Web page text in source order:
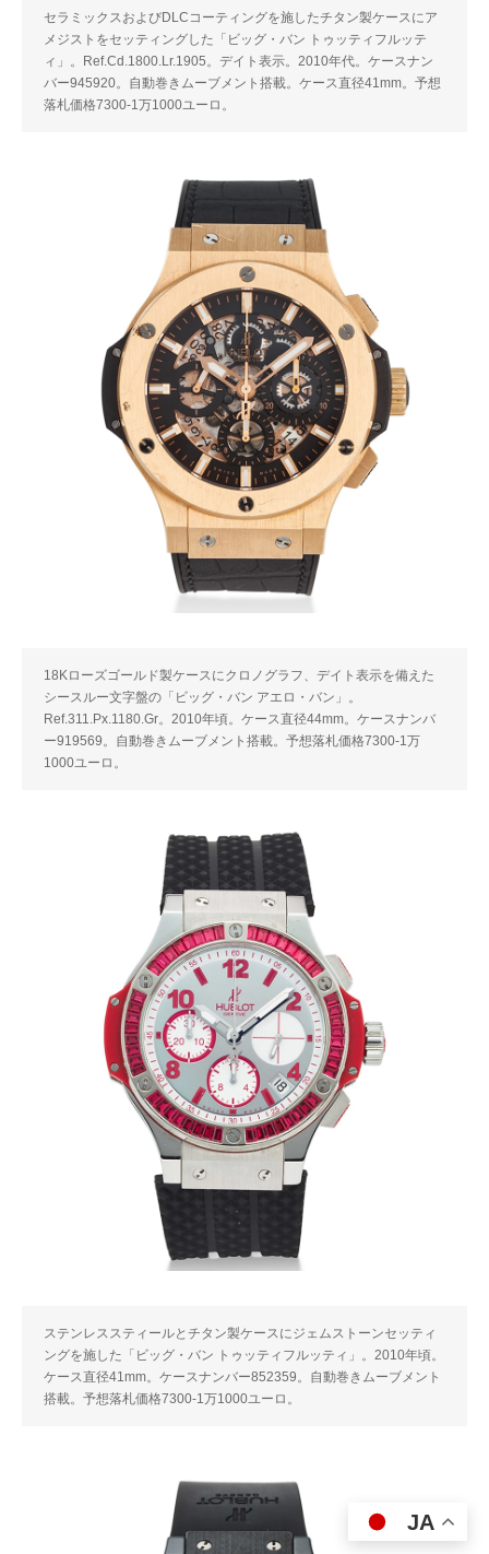
セラミックスおよびDLCコーティングを施したチタン製ケースにア
メジストをセッティングした「ビッグ・バン トゥッティフルッテ
ィ」。Ref.Cd.1800.Lr.1905。デイト表示。2010年代。ケースナン
バー945920。自動巻きムーブメント搭載。ケース直径41mm。予想
落札価格7300-1万1000ユーロ。
18Kローズゴールド製ケースにクロノグラフ、デイト表示を備えた
シースルー文字盤の「ビッグ・バン アエロ・バン」。
Ref.311.Px.1180.Gr。2010年頃。ケース直径44mm。ケースナンバ
ー919569。自動巻きムーブメント搭載。予想落札価格7300-1万
1000ユーロ。
ステンレススティールとチタン製ケースにジェムストーンセッティ
ングを施した「ビッグ・バン トゥッティフルッティ」。2010年頃。
ケース直径41mm。ケースナンバー852359。自動巻きムーブメント
搭載。予想落札価格7300-1万1000ユーロ。
JA